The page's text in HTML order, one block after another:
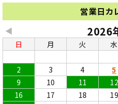
営業日カ
◀ 2026
日 月 火 水
2
3 4 5
9
10 11 12
16
17 18 19